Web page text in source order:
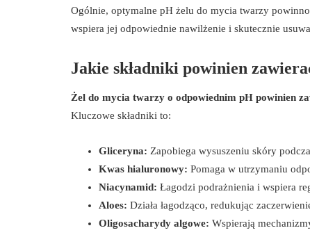
Ogólnie, optymalne pH żelu do mycia twarzy
wspiera jej odpowiednie nawilżenie i skutecznie
Jakie składniki powinien
Żel do mycia twarzy o odpowiednim pH powinien
Kluczowe składniki to:
Gliceryna: Zapobiega wysuszeniu skóry
Kwas hialuronowy: Pomaga w utrzymaniu
Niacynamid: Łagodzi podrażnienia i wspiera
Aloes: Działa łagodząco, redukując
Oligosacharydy algowe: Wspierają